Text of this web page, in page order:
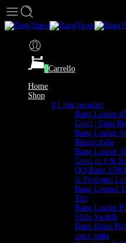
0Carrello
Home
Shop
# I più popolari
Bang Leader
Gusti | Gelo
Bang Leader
Ricaricabile
Bang Leader
Gusti in 1 &
QQ Bang
di Profumo
Bang Legend
Tiri
Bang Leader
Slide Switch
Bang Blaze
usa e getta